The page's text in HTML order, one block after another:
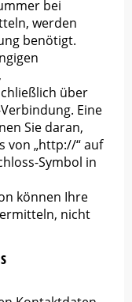
bei
werden
benötigt.
über
Eine
Sie daran,
von „http://“ auf
Symbol in
können Ihre
nicht